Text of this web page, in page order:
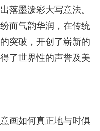
落墨泼彩大写意法。
而气韵华润，在传统
突破，开创了崭新的
了世界性的声誉及美
画如何真正地与时俱